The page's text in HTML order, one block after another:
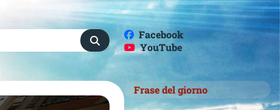
Facebook
YouTube
Frase del giorno